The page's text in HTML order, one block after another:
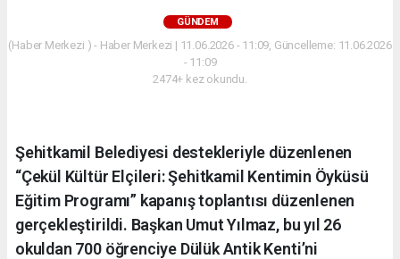
GÜNDEM
(Haber Merkezi ) - Haber Merkezi | 11.06.2026 - 11:09, Güncelleme: 11.06.2026
- 11:09
2474+ kez okundu.
Şehitkamil Belediyesi destekleriyle düzenlenen
“Çekül Kültür Elçileri: Şehitkamil Kentimin Öyküsü
Eğitim Programı” kapanış toplantısı düzenlenen
gerçekleştirildi. Başkan Umut Yılmaz, bu yıl 26
okuldan 700 öğrenciye Dülük Antik Kenti’ni